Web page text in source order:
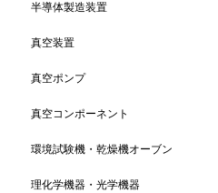
半導体製造装置
真空装置
真空ポンプ
真空コンポーネント
環境試験機・乾燥機オーブン
理化学機器・光学機器